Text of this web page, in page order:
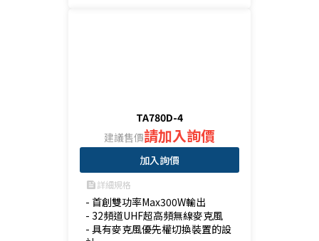
TA780D-4
建議售價請加入詢價
加入詢價
feed詳細規格
- 首創雙功率Max300W輸出
- 32頻道UHF超高頻無線麥克風
- 具有麥克風優先權切換裝置的設